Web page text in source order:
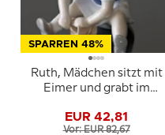
SPARREN 48%
Ruth, Mädchen sitzt mit
Eimer und grabt im
Figur Nr. 2313
EUR 42,81
Vor: EUR 82,67